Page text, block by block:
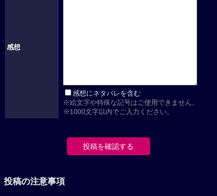
感想
感想にネタバレを含む
※絵文字や特殊な記号はご使用できません。
※1000文字以内でご入力ください。
投稿の注意事項